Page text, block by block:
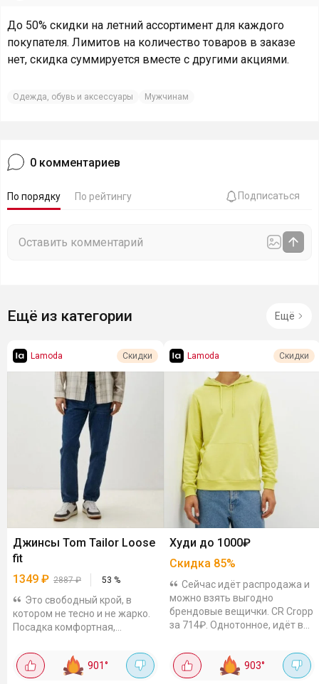
До 50% скидки на летний ассортимент для каждого
покупателя. Лимитов на количество товаров в заказе
нет, скидка суммируется вместе с другими акциями.
Одежда, обувь и аксессуары Мужчинам
0 комментариев
По порядку По рейтингу Подписаться
Ещё из категории Ещё
Lamoda Скидки
Джинсы Tom Tailor Loose
fit
1349 ₽ 2887₽ 53 %
Это свободный крой, в
котором не тесно и не жарко.
Посадка комфортная,
течение дня сидеть, ходить и
нагибаться комфортно.
Силуэт...
901°
Lamoda Скидки
Худи до 1000₽
Скидка 85%
Сейчас идёт распродажа и
можно взять выгодно
брендовые вещички. CR Cropp
за 714₽. Однотонное, идёт в
Befree за 899₽. Черная
классика, шнурок для...
903°